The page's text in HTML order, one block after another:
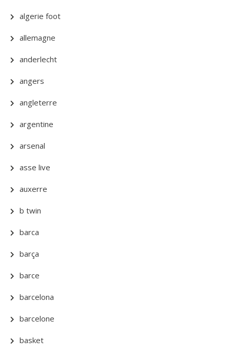
algerie foot
allemagne
anderlecht
angers
angleterre
argentine
arsenal
asse live
auxerre
b twin
barca
barça
barce
barcelona
barcelone
basket